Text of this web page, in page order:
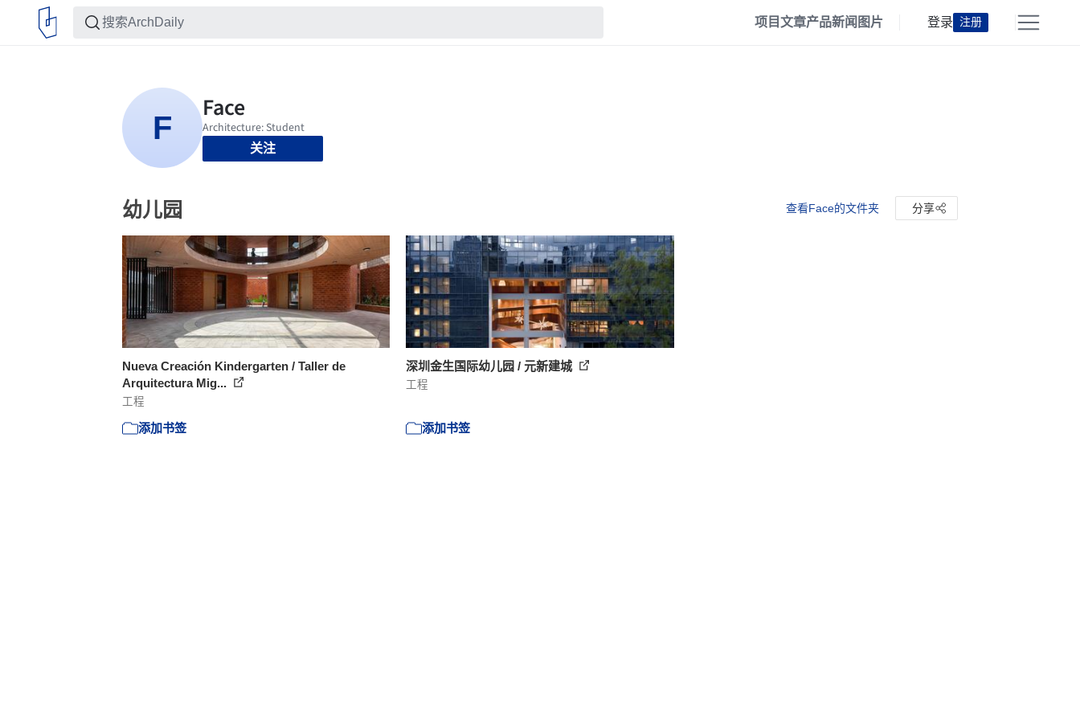
项目文章产品新闻 图片 登录 注册
关注
幼儿园 查看Face的文件夹 分享
Nueva Creación Kindergarten / Taller de
Arquitectura Mig...
工程
添加书签
深圳金生国际幼儿园 / 元新建城
工程
添加书签